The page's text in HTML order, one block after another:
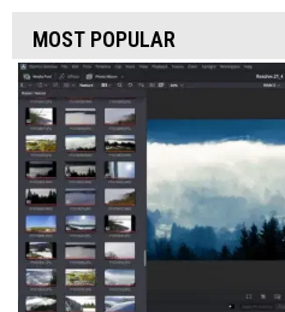
MOST POPULAR